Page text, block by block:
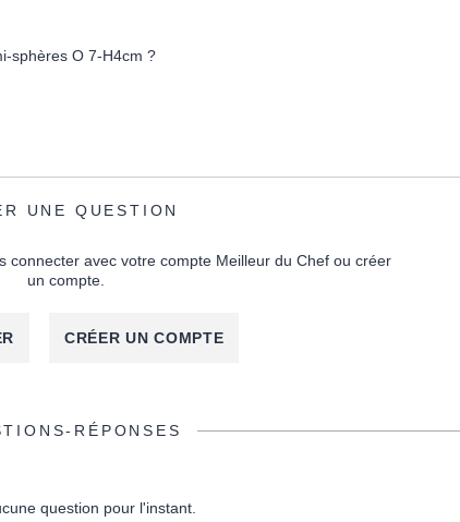
sphères O 7-H4cm ?
UNE QUESTION
connecter avec votre compte Meilleur du Chef ou créer
un compte.
CRÉER UN COMPTE
RÉPONSES
question pour l'instant.